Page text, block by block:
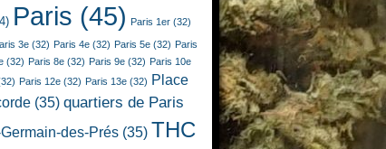
Paris (45) Paris 1er (32)
3e (32) Paris 4e (32) Paris 5e (32) Paris
(32) Paris 8e (32) Paris 9e (32) Paris 10e
Paris 12e (32) Paris 13e (32) Place
(35) quartiers de Paris
des-Prés (35) THC